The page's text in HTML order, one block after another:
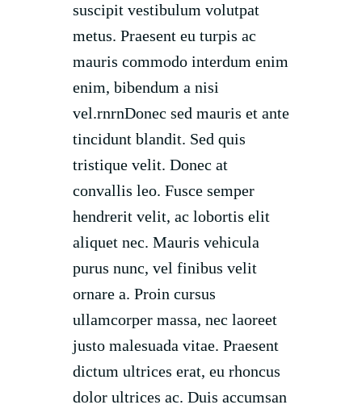
suscipit vestibulum volutpat
metus. Praesent eu turpis ac
mauris commodo interdum enim
enim, bibendum a nisi
vel.rnrnDonec sed mauris et ante
tincidunt blandit. Sed quis
tristique velit. Donec at
convallis leo. Fusce semper
hendrerit velit, ac lobortis elit
aliquet nec. Mauris vehicula
purus nunc, vel finibus velit
ornare a. Proin cursus
ullamcorper massa, nec laoreet
justo malesuada vitae. Praesent
dictum ultrices erat, eu rhoncus
dolor ultrices ac. Duis accumsan